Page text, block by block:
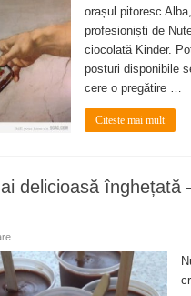
OPRIRE APĂ în CARANSEBEȘ
OPRIRE APĂ în Reșița, cartier
orașul pitoresc
profesioniști de
ciocolată Kinder.
posturi disponibile
cere o pregătire …
Citeste mai mult
delicioasă